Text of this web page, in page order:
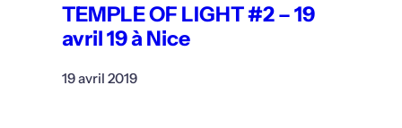
TEMPLE OF LIGHT #2 – 19
avril 19 à Nice
19 avril 2019